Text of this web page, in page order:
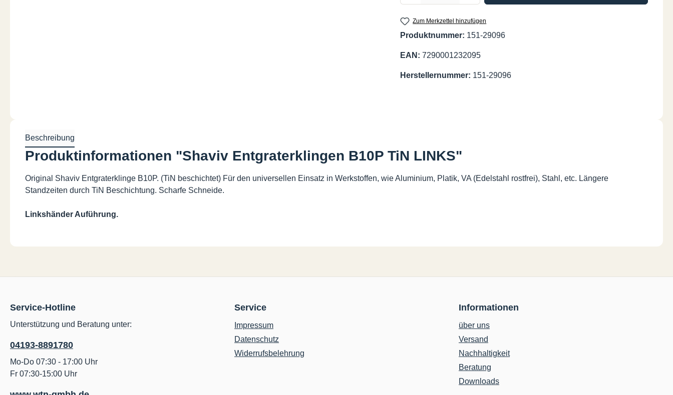
Zum Merkzettel hinzufügen
Produktnummer: 151-29096
EAN: 7290001232095
Herstellernummer: 151-29096
Beschreibung
Produktinformationen "Shaviv Entgraterklingen B10P TiN LINKS"
Original Shaviv Entgraterklinge B10P. (TiN beschichtet) Für den universellen Einsatz in Werkstoffen, wie Aluminium, Platik, VA (Edelstahl rostfrei), Stahl, etc. Längere
Standzeiten durch TiN Beschichtung. Scharfe Schneide.
Linkshänder Auführung.
Service-Hotline
Unterstützung und Beratung unter:
04193-8891780
Mo-Do 07:30 - 17:00 Uhr
Fr 07:30-15:00 Uhr
Service
Impressum
Datenschutz
Widerrufsbelehrung
Informationen
über uns
Versand
Nachhaltigkeit
Beratung
Downloads